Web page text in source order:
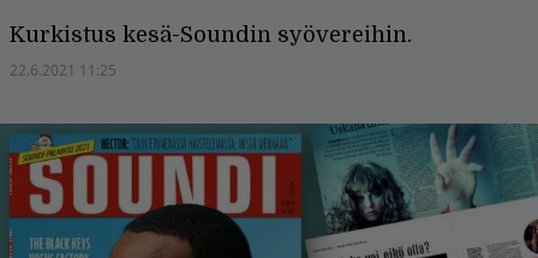
Kurkistus kesä-Soundin syövereihin.
22.6.2021 11:25